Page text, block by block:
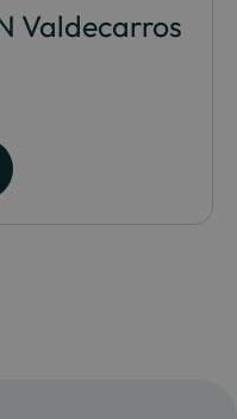
Valdecarros